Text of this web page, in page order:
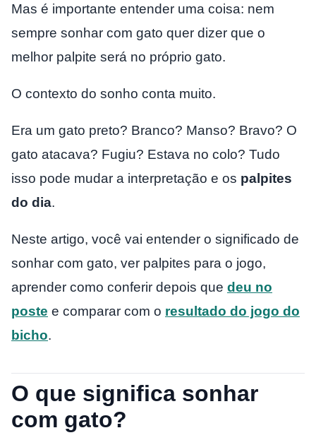
Mas é importante entender uma coisa: nem
sempre sonhar com gato quer dizer que o
melhor palpite será no próprio gato.
O contexto do sonho conta muito.
Era um gato preto? Branco? Manso? Bravo? O
gato atacava? Fugiu? Estava no colo? Tudo
isso pode mudar a interpretação e os palpites
do dia.
Neste artigo, você vai entender o significado de
sonhar com gato, ver palpites para o jogo,
aprender como conferir depois que deu no
poste e comparar com o resultado do jogo do
bicho.
O que significa sonhar
com gato?